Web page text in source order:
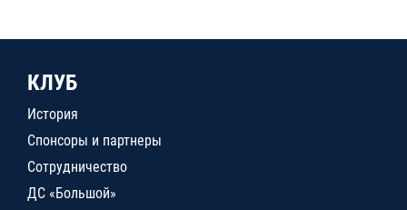
КЛУБ
История
Спонсоры и партнеры
Сотрудничество
ДС «Большой»